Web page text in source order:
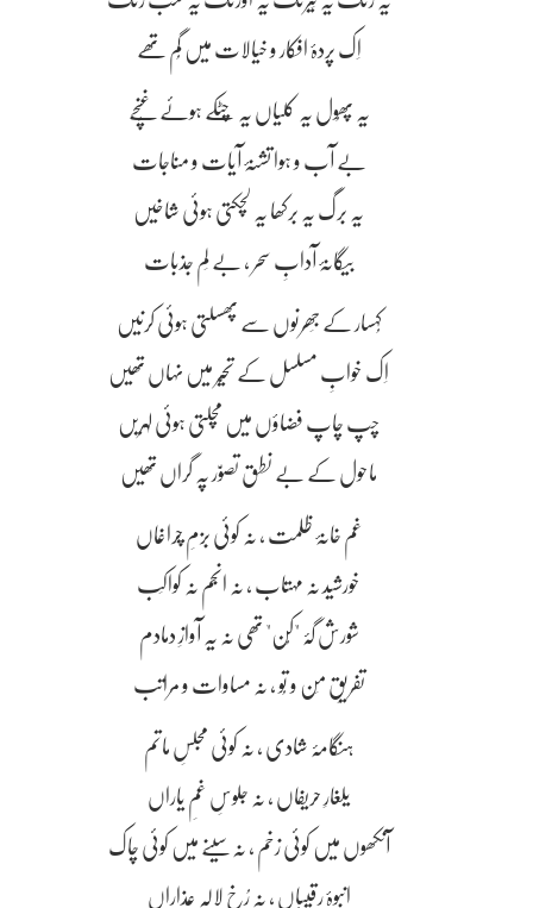
اِک پردۂ افکار و خیالات میں گُم تھے
یہ پھُول یہ کلیاں یہ چَٹکے ہوئے غُنچے
بے آب و ہوا تشنۂ آیات و مناجات
یہ برگ یہ برکھا یہ لچکتی ہوئی شاخیں
بیگانۂ آدابِ سحر ، بے لِم جذبات
کُہسار کے جَھرنوں سے پھسلتی ہوئی کرنیں
اِک خوابِ مسلسل کے تحیّر میں نہاں تھیں
چپ چاپ فضاؤں میں مچلتی ہوئی لہریں
ماحول کے بے نطق تصوّر پہ گراں تھیں
غم خانۂ ظلمت ، نہ کوئی بزمِ چراغاں
خورشید نہ مہتاب ، نہ انجم نہ کواکِب
شورش گۂ "کُن" تھی نہ یہ آوازِ دمادم
تفریقِ مَن و تُو ، نہ مساوات و مراتب
ہنگامۂ شادی ، نہ کوئی مجلسِ ماتم
یلغارِ حریفاں ، نہ جلوسِ غمِ یاراں
آنکھوں میں کوئی زخم ، نہ سینے میں کوئی چاک
انبوۂ رقیباں ، نہ رُخِ لالہ عذاراں